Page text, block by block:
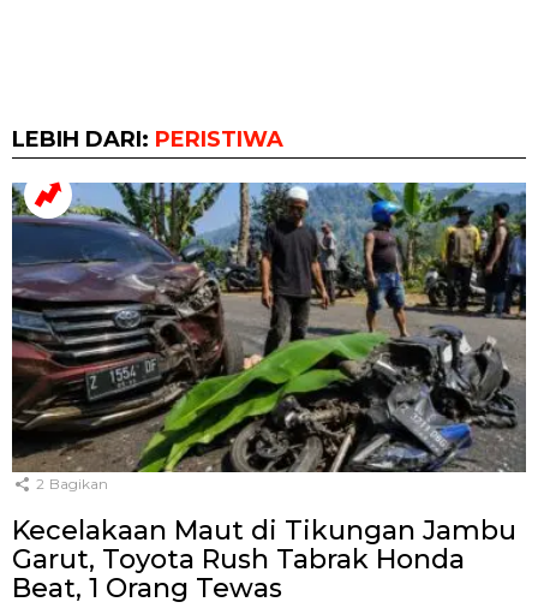
LEBIH DARI: PERISTIWA
2 Bagikan
Kecelakaan Maut di Tikungan Jambu
Garut, Toyota Rush Tabrak Honda
Beat, 1 Orang Tewas